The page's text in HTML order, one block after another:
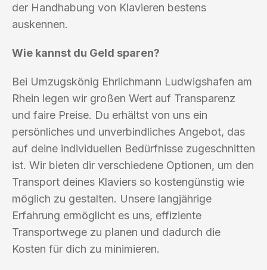
der Handhabung von Klavieren bestens
auskennen.
Wie kannst du Geld sparen?
Bei Umzugskönig Ehrlichmann Ludwigshafen am
Rhein legen wir großen Wert auf Transparenz
und faire Preise. Du erhältst von uns ein
persönliches und unverbindliches Angebot, das
auf deine individuellen Bedürfnisse zugeschnitten
ist. Wir bieten dir verschiedene Optionen, um den
Transport deines Klaviers so kostengünstig wie
möglich zu gestalten. Unsere langjährige
Erfahrung ermöglicht es uns, effiziente
Transportwege zu planen und dadurch die
Kosten für dich zu minimieren.